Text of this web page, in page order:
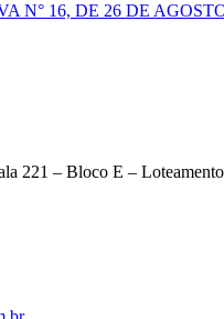
N° 16, DE 26 DE
221 – Bloco E –